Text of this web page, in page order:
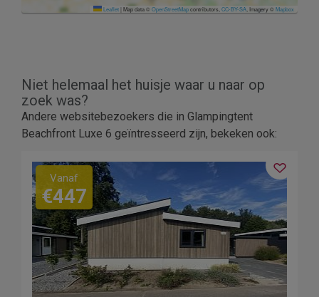
Leaflet|Map data ©OpenStreetMapcontributors,CC-BY-SA, Imagery ©Mapbox
Niet helemaal het huisje waar u naar op
zoek was?
Andere websitebezoekers die in Glampingtent
Beachfront Luxe 6 geïntresseerd zijn, bekeken ook:
Vanaf
€447